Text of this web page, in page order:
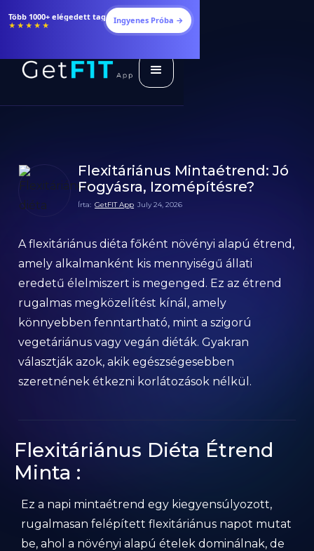
Több 1000+ elégedett tag
★★★★★ Ingyenes Próba →
Flexitáriánus Mintaétrend: Jó
Fogyásra, Izomépítésre?
Írta: GetFIT App July 24, 2026
A flexitáriánus diéta főként növényi alapú étrend,
amely alkalmanként kis mennyiségű állati
eredetű élelmiszert is megenged. Ez az étrend
rugalmas megközelítést kínál, amely
könnyebben fenntartható, mint a szigorú
vegetáriánus vagy vegán diéták. Gyakran
választják azok, akik egészségesebben
szeretnének étkezni korlátozások nélkül.
Flexitáriánus Diéta Étrend
Minta :
Ez a napi mintaétrend egy kiegyensúlyozott,
rugalmasan felépített flexitáriánus napot mutat
be, ahol a növényi alapú ételek dominálnak, de